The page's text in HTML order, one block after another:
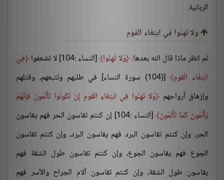
الربانية.
وَلا تَهِنُوا فِي ابْتِغَاءِ الْقَوْمِ
ثم انظر ماذا قال الله بعدها: وَلا تَهِنُوا [النساء :104] لا تضعفوا
فِي
ابْتِغَاء الْقَوْمِ
[(104) سورة النساء] في طلبهم وتتبعهم، وقتلهم
وإزهاق أرواحهم وَلا تَهِنُوا فِي ابْتِغَاءِ الْقَوْمِ إِنْ تَكُونُوا تَأْلَمُونَ فَإِنَّهُمْ
يَأْلَمُونَ كَمَا تَأْلَمُونَ
[النساء :104] إن كنتم تقاسون الحر فهم يقاسون
الحر، وإن كنتم تقاسون البرد فهم يقاسون البرد، وإن كنتم تقاسون
الجوع فهم يقاسون الجوع، وإن كنتم تقاسون طول الشقة فهم
يقاسون طول الشقة، وإن كنتم تقاسون آلام الجراح والأسر فهم